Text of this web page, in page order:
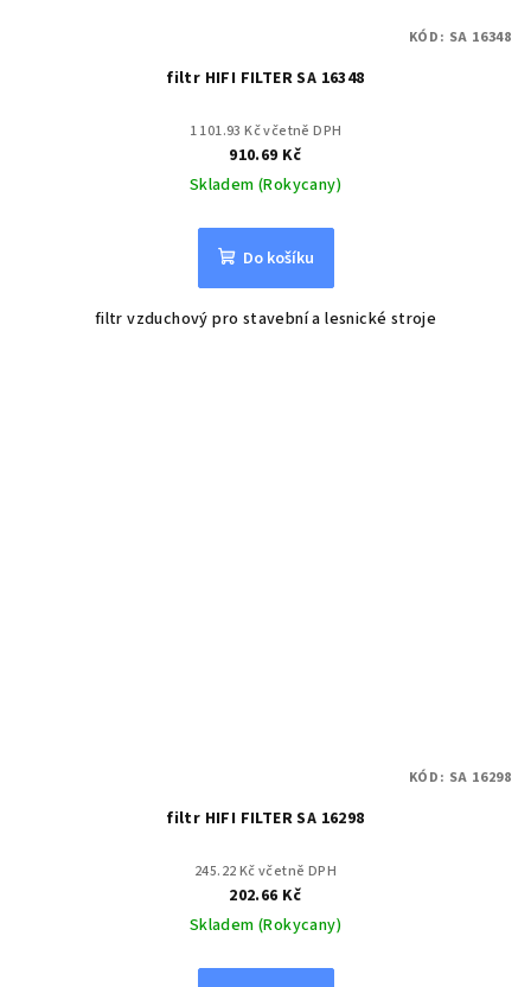
filtr HIFI FILTER SA 16348
1 101.93 Kč včetně DPH
910.69 Kč
Skladem (Rokycany)
Do košíku
filtr vzduchový pro stavební a lesnické stroje
KÓD: SA 16348
filtr HIFI FILTER SA 16298
245.22 Kč včetně DPH
202.66 Kč
Skladem (Rokycany)
KÓD: SA 16298